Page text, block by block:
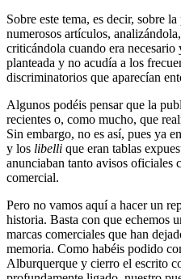
Sobre este tema, es decir, sobre
numerosos artículos,
criticándola cuando era
planteada y no acudía a los
discriminatorios que aparecían
Algunos podéis pensar que la
recientes o, como mucho, que
Sin embargo, no es así, pues ya
y los libelli que eran tablas
anunciaban tanto avisos oficiales
comercial.
Pero no vamos aquí a hacer un
historia. Basta con que echemos
marcas comerciales que han
memoria. Como habéis podido
Alburquerque y cierro el escrito